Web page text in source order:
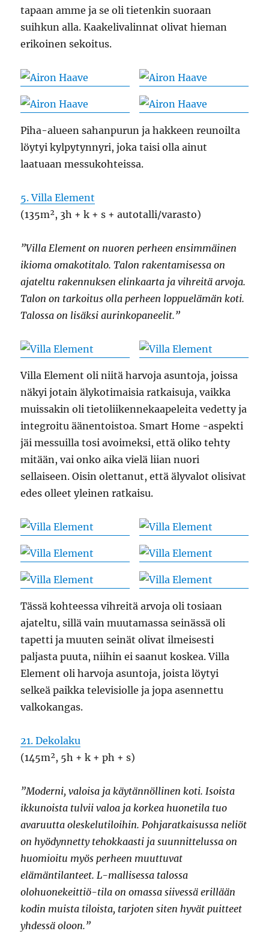
tapaan amme ja se oli tietenkin suoraan
suihkun alla. Kaakelivalinnat olivat hieman
erikoinen sekoitus.
Piha-alueen sahanpurun ja hakkeen reunoilta
löytyi kylpytynnyri, joka taisi olla ainut
laatuaan messukohteissa.
5. Villa Element
(135m², 3h + k + s + autotalli/varasto)
”Villa Element on nuoren perheen ensimmäinen
ikioma omakotitalo. Talon rakentamisessa on
ajateltu rakennuksen elinkaarta ja vihreitä arvoja.
Talon on tarkoitus olla perheen loppuelämän koti.
Talossa on lisäksi aurinkopaneelit.”
Villa Element oli niitä harvoja asuntoja, joissa
näkyi jotain älykotimaisia ratkaisuja, vaikka
muissakin oli tietoliikennekaapeleita vedetty ja
integroitu äänentoistoa. Smart Home -aspekti
jäi messuilla tosi avoimeksi, että oliko tehty
mitään, vai onko aika vielä liian nuori
sellaiseen. Oisin olettanut, että älyvalot olisivat
edes olleet yleinen ratkaisu.
Tässä kohteessa vihreitä arvoja oli tosiaan
ajateltu, sillä vain muutamassa seinässä oli
tapetti ja muuten seinät olivat ilmeisesti
paljasta puuta, niihin ei saanut koskea. Villa
Element oli harvoja asuntoja, joista löytyi
selkeä paikka televisiolle ja jopa asennettu
valkokangas.
21. Dekolaku
(145m², 5h + k + ph + s)
”Moderni, valoisa ja käytännöllinen koti. Isoista
ikkunoista tulvii valoa ja korkea huonetila tuo
avaruutta oleskelutiloihin. Pohjaratkaisussa neliöt
on hyödynnetty tehokkaasti ja suunnittelussa on
huomioitu myös perheen muuttuvat
elämäntilanteet. L-mallisessa talossa
olohuonekeittiö-tila on omassa siivessä erillään
kodin muista tiloista, tarjoten siten hyvät puitteet
yhdessä oloon.”